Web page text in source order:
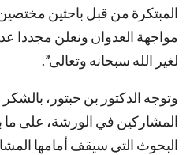
المبتكرة من قبل باحثين
مواجهة العدوان ونعلن مجددا
لغير الله سبحانه وتعالى”.
وتوجه الدكتور بن حبتور، بالشكر
المشاركين في الورشة، على ما
البحوث التي سيقف أمامها